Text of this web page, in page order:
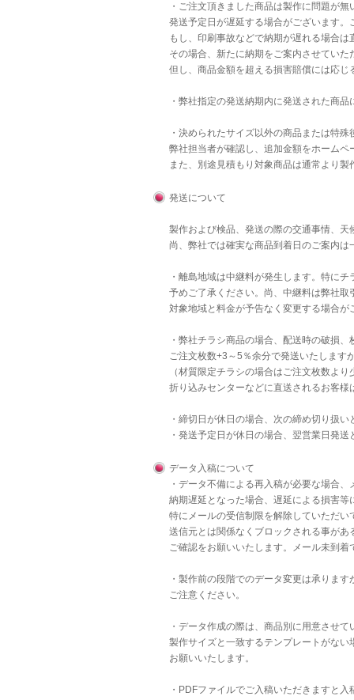
・ご注文頂きました商品は製作に問題が
発送予定日が遅延する場合がございます
もし、印刷事故などで納期が遅れる場合
その場合、新たに納期をご案内させてい
但し、商品金額を超える損害賠償には応
・弊社指定の発送納期内に発送された商
・決められたサイズ以外の商品または特
弊社担当者が確認し、追加金額をホーム
また、別途見積もり対象商品は通常より
発送について
製作および検品、発送の際の交通事情、
尚、弊社では確実な商品到着日のご案内
・離島地域は中継料が発生します。特に
予めご了承ください。尚、中継料は弊社
対象地域と料金が予告なく変更する場合が
・弊社チラシ商品の場合、配送時の破損
ご注文枚数+3～5％余分で発送いたします
（材質限定チラシの場合はご注文枚数よ
折り込みセンターなどに直送されるお客
・締切日が休日の場合、次の締め切り扱
・発送予定日が休日の場合、翌営業日発
データ入稿について
・データ不備による再入稿が必要な場合
納期遅延となった場合、遅延による損害
特にメールの受信制限を解除していただ
送信元とは関係なくブロックされる事が
ご確認をお願いいたします。メール未到
・製作前の段階でのデータ変更は承りま
ご注意ください。
・データ作成の際は、商品別に用意させ
製作サイズと一致するテンプレートがない
お願いいたします。
・PDFファイルでご入稿いただきますと